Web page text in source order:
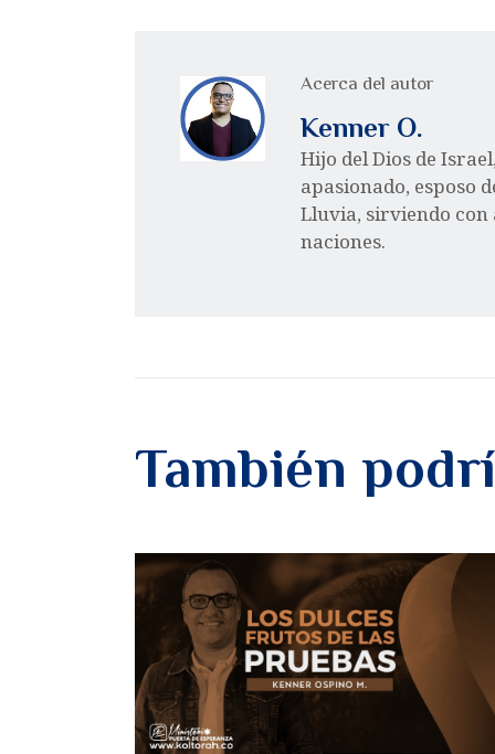
Acerca del autor
Kenner O.
Hijo del Dios de
apasionado, esposo
Lluvia, sirviendo con
naciones.
También